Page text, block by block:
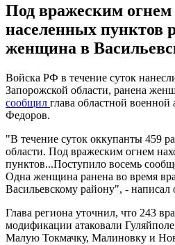
Под вражеским огнем
населенных пунктов
женщина в
Войска РФ в течение суток
Запорожской области, ранена
сообщил глава областной
Федоров.
"В течение суток оккупанты 459
области. Под вражеским огнем
пунктов...Поступило восемь
Одна женщина ранена во время
Васильевскому району", - написал
Глава региона уточнил, что 243
модификации атаковали
Малую Токмачку, Малиновку и